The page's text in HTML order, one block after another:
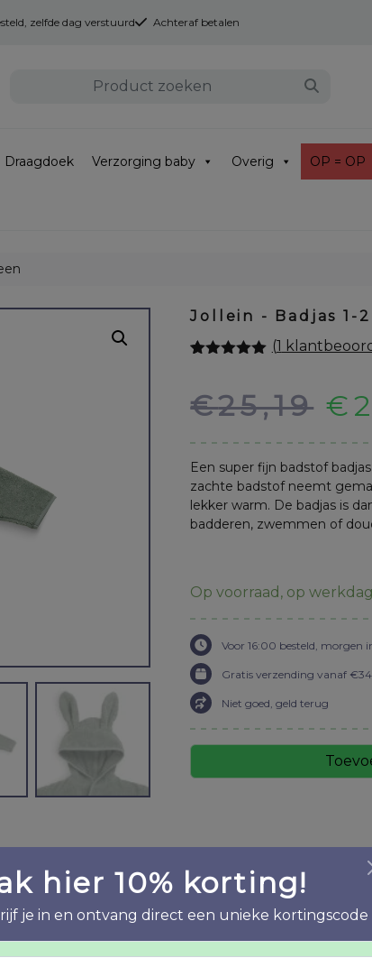
zelfde dag verstuurd Achteraf betalen
Draagdoek Verzorging baby Overig OP = OP
Jollein - Badjas 1-
gebaseerd
op
(1
€25,19 €
Een super fijn badstof
zachte badstof neemt
lekker warm. De badjas is
badderen, zwemmen of
Op voorraad, op
Voor 16:00 besteld, morgen
Gratis verzending vanaf
Niet goed, geld terug
50-
Categorieën:
Babykleding
Merk:
Jollein
hier 10% korting!
je in en ontvang direct een unieke kortingscode